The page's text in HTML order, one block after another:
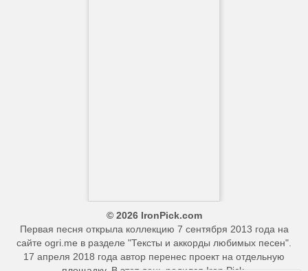
© 2026 IronPick.com
Первая песня открыла коллекцию 7 сентября 2013 года на
сайте ogri.me в разделе "Тексты и аккорды любимых песен".
17 апреля 2018 года автор перенес проект на отдельную